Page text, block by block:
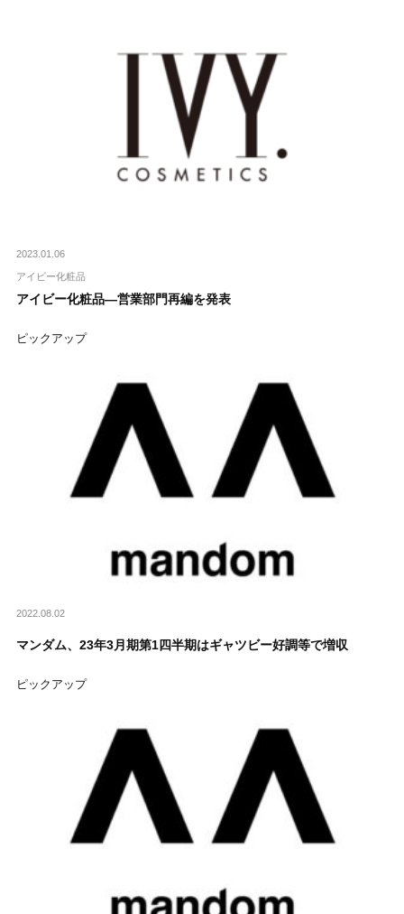
2023.01.06
アイビー化粧品
アイビー化粧品―営業部門再編を発表
ピックアップ
2022.08.02
マンダム、23年3月期第1四半期はギャツビー好調等で増収
ピックアップ